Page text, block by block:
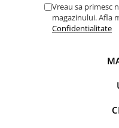
Vreau sa primesc
magazinului. Afla
Confidentialitate